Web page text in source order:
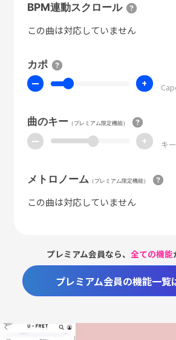
BPM連動スクロール
この曲は対応していません
カポ
ー +
曲のキー（プレミアム限定機能）
ー + キー
メトロノーム （プレミアム限定機能）
この曲は対応していません
プレミアム会員なら、全ての機能
プレミアム会員の機能一覧